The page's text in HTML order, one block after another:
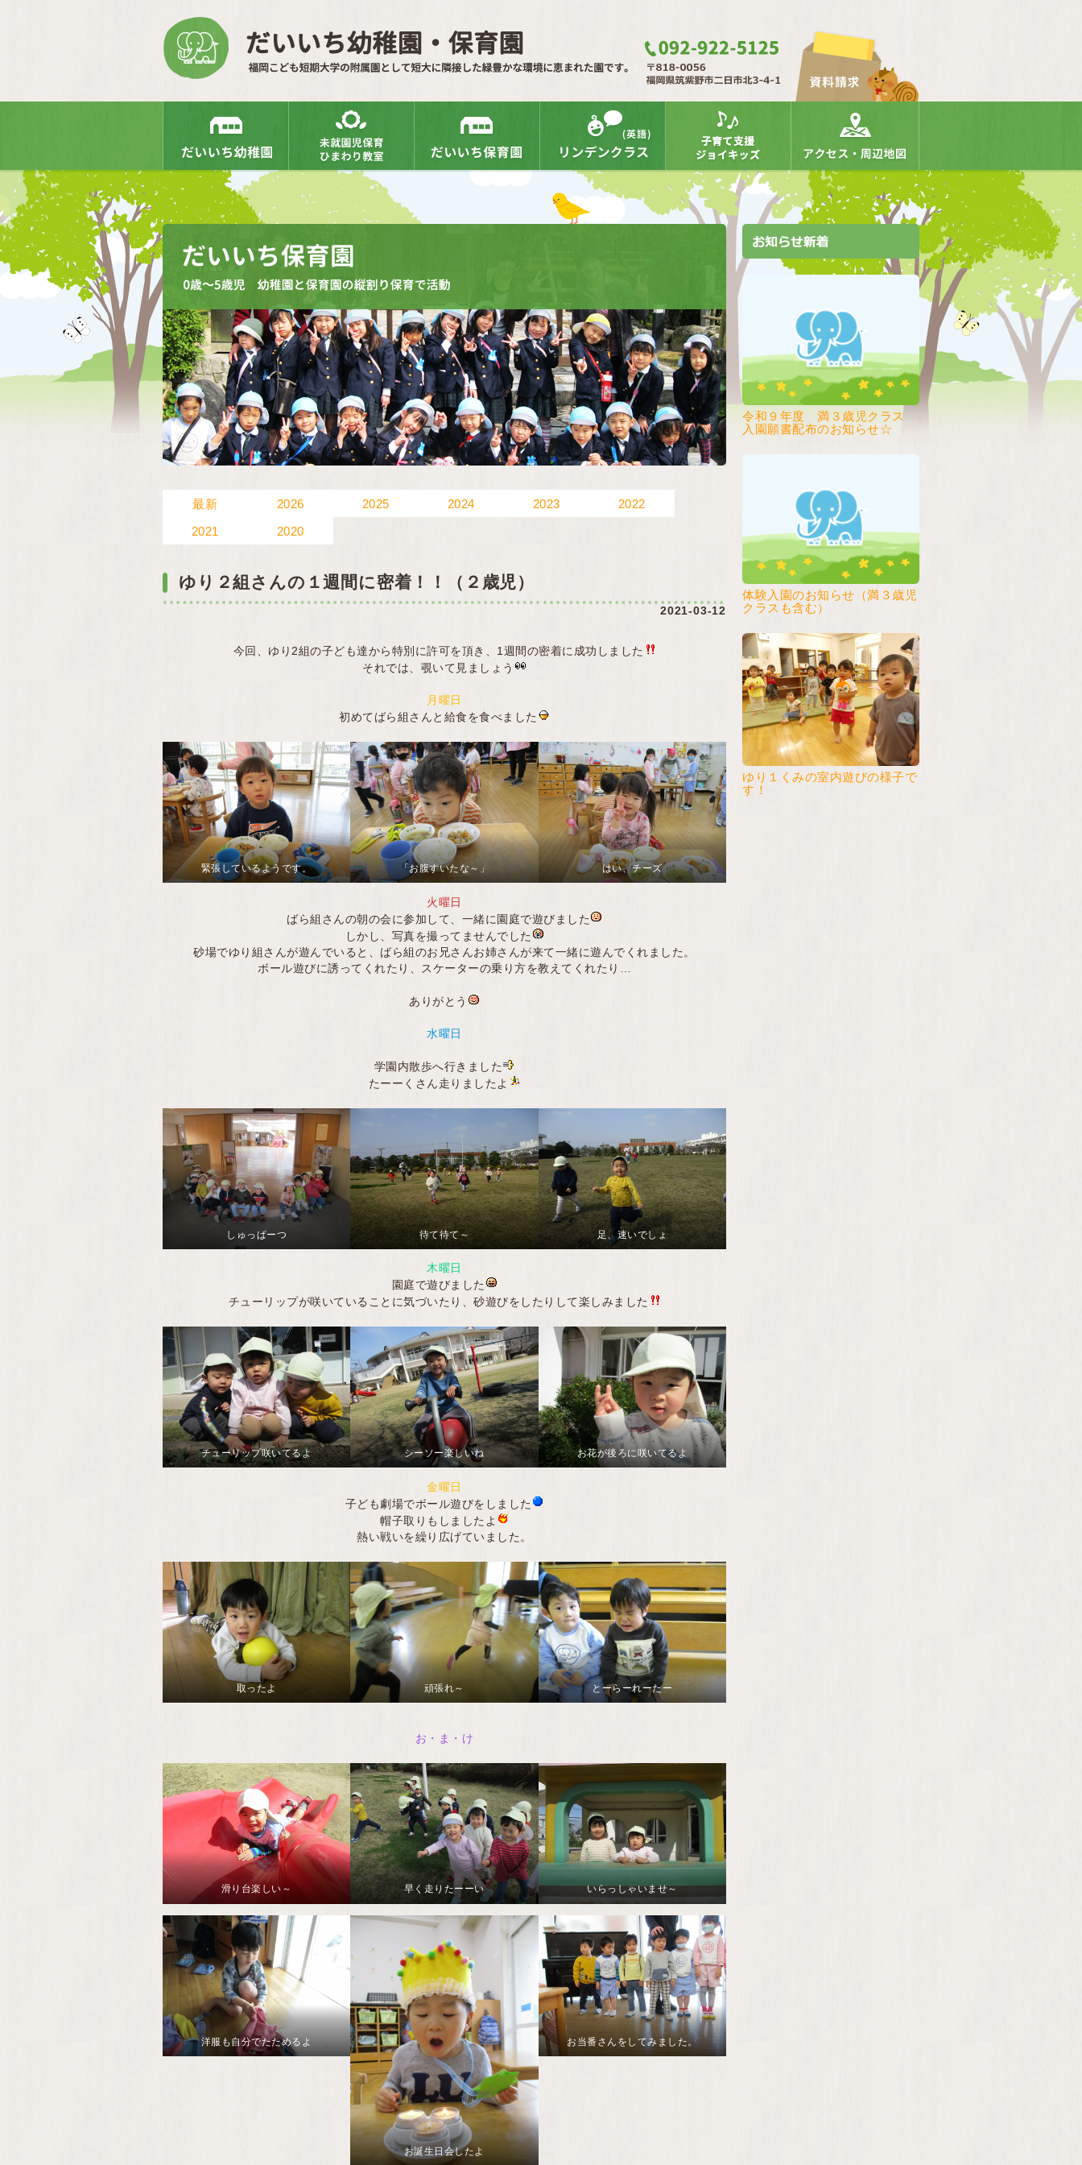
令和９年度 満３歳児クラス
入園願書配布のお知らせ☆
体験入園のお知らせ（満３歳児
クラスも含む）
ゆり１くみの室内遊びの様子で
す！
最新 2026 2025 2024 2023 2022
2021 2020
ゆり２組さんの１週間に密着！！（２歳児）
2021-03-12
今回、ゆり2組の子ども達から特別に許可を頂き、1週間の密着に成功しました
それでは、覗いて見ましょう
月曜日
初めてばら組さんと給食を食べました
緊張しているようです。 「お腹すいたな～」 はい、チーズ
火曜日
ばら組さんの朝の会に参加して、一緒に園庭で遊びました
しかし、写真を撮ってませんでした
砂場でゆり組さんが遊んでいると、ばら組のお兄さんお姉さんが来て一緒に遊んでくれました。
ボール遊びに誘ってくれたり、スケーターの乗り方を教えてくれたり…
ありがとう
水曜日
学園内散歩へ行きました
たーーくさん走りましたよ
しゅっぱーつ 待て待て～ 足、速いでしょ
木曜日
園庭で遊びました
チューリップが咲いていることに気づいたり、砂遊びをしたりして楽しみました
チューリップ咲いてるよ シーソー楽しいね お花が後ろに咲いてるよ
金曜日
子ども劇場でボール遊びをしました
帽子取りもしましたよ
熱い戦いを繰り広げていました。
取ったよ 頑張れ～ とーらーれーたー
お・ま・け
滑り台楽しい～ 早く走りたーーい いらっしゃいませ～
洋服も自分でたためるよ
お誕生日会したよ
お当番さんをしてみました。